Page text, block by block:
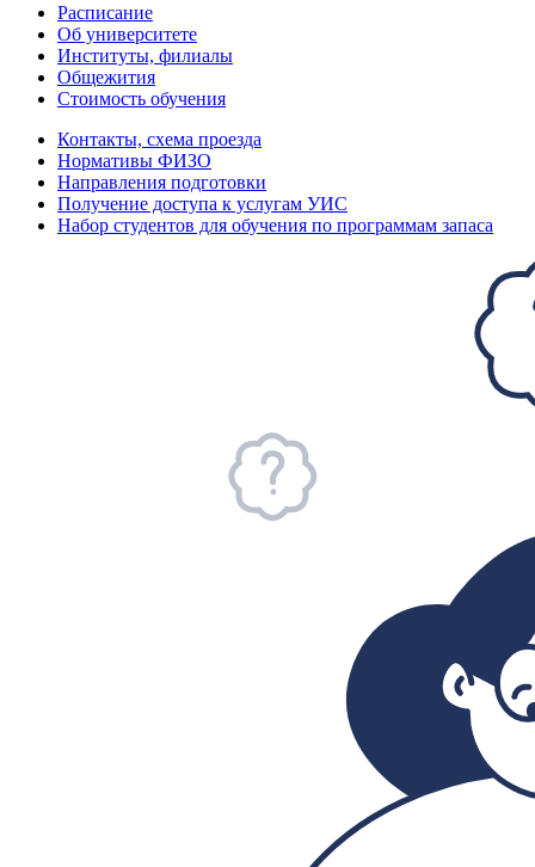
Расписание
Об университете
Институты, филиалы
Общежития
Стоимость обучения
Контакты, схема проезда
Нормативы ФИЗО
Направления подготовки
Получение доступа к услугам УИС
Набор студентов для обучения по программам запаса